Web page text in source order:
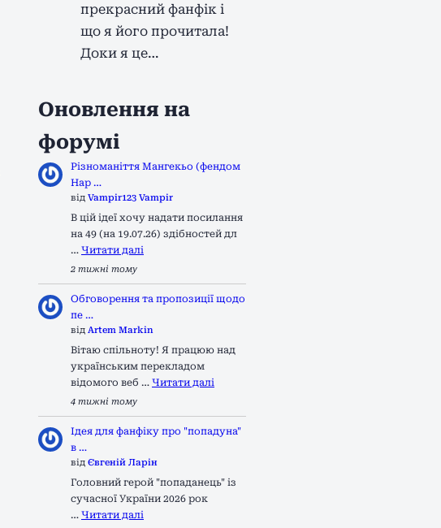
прекрасний фанфік і
що я його прочитала!
Доки я це…
Оновлення на
форумі
Різноманіття Мангекьо (фендом
Нар …
від Vampir123 Vampir
В цій ідеї хочу надати посилання
на 49 (на 19.07.26) здібностей дл
… Читати далі
2 тижні тому
Обговорення та пропозиції щодо
пе …
від Artem Markin
Вітаю спільноту! Я працюю над
українським перекладом
відомого веб … Читати далі
4 тижні тому
Ідея для фанфіку про "попадуна"
в …
від Євгеній Ларін
Головний герой "попаданець" із
сучасної України 2026 рок
… Читати далі